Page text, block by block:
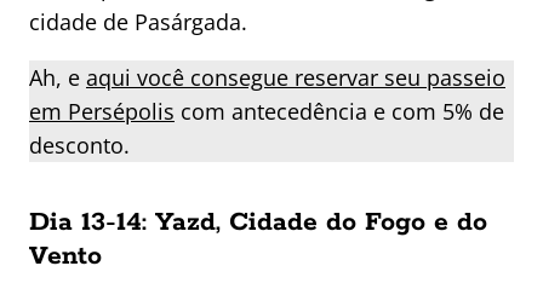
cidade de Pasárgada.
Ah, e aqui você consegue reservar seu passeio
em Persépolis com antecedência e com 5% de
desconto.
Dia 13-14: Yazd, Cidade do Fogo e do
Vento